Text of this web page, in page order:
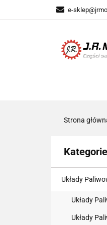
e-
Strona
Kategorie
Układy
Układy
Układy